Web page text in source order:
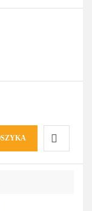
Do